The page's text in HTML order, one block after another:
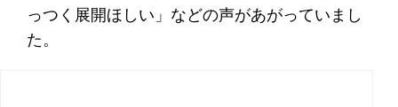
っつく展開ほしい」などの声があがっていまし
た。